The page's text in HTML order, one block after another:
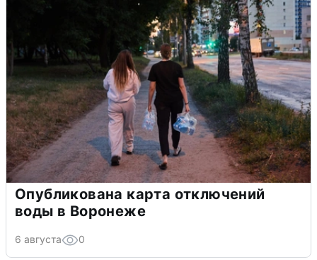
Опубликована карта отключений
воды в Воронеже
6 августа 0